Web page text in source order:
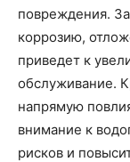
повреждения.
коррозию,
приведет к
обслуживание.
напрямую
внимание к
рисков и